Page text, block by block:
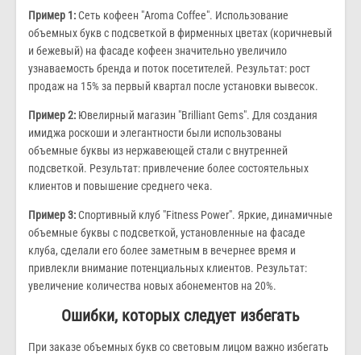
Пример 1:Сеть кофеен "Aroma Coffee". Использование
объемных букв с подсветкой в фирменных цветах (коричневый
и бежевый) на фасаде кофеен значительно увеличило
узнаваемость бренда и поток посетителей. Результат: рост
продаж на 15% за первый квартал после установки вывесок.
Пример 2: Ювелирный магазин "Brilliant Gems". Для создания
имиджа роскоши и элегантности были использованы
объемные буквы из нержавеющей стали с внутренней
подсветкой. Результат: привлечение более состоятельных
клиентов и повышение среднего чека.
Пример 3:Спортивный клуб "Fitness Power". Яркие, динамичные
объемные буквы с подсветкой, установленные на фасаде
клуба, сделали его более заметным в вечернее время и
привлекли внимание потенциальных клиентов. Результат:
увеличение количества новых абонементов на 20%.
Ошибки, которых следует избегать
При заказе объемных букв со световым лицом важно избегать